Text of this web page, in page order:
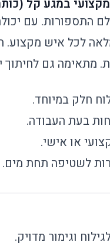
לכל איש מקצוע.
מתאימה גם לחיתוך
חלק במיוחד.
בעת העבודה.
או אישי.
לשטיפה תחת מים.
וגימור מדויק.